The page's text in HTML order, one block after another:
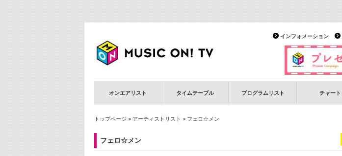
インフォメーション
オンエアリスト タイムテーブル プログラムリスト チャート
トップページ > アーティストリスト > フェロ☆メン
フェロ☆メン